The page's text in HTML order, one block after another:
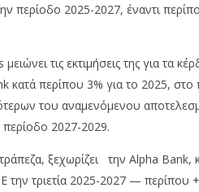
περίοδο 2025-2027, έναντι
τις εκτιμήσεις της για τα
κατά περίπου 3% για το 2025,
του αναμενόμενου
περίοδο 2027-2029.
ξεχωρίζει την Alpha Bank,
την τριετία 2025-2027 — περίπου